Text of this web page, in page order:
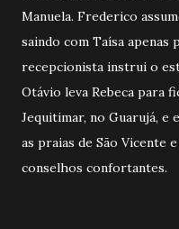
Manuela. Frederico
saindo com Taísa apenas
recepcionista instrui o
Otávio leva Rebeca para
Jequitimar, no Guarujá, e
as praias de São Vicente
conselhos confortantes.